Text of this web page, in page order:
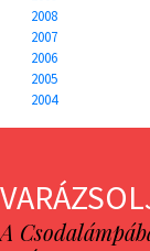
2008
2007
2006
2005
2004
A